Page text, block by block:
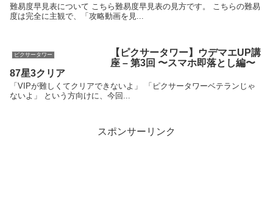
難易度早見表について こちら難易度早見表の見方です。 こちらの難易
度は完全に主観で、「攻略動画を見...
ピクサータワー
【ピクサータワー】ウデマエUP講
座 – 第3回 〜スマホ即落とし編〜
87星3クリア
「VIPが難しくてクリアできないよ」 「ピクサータワーベテランじゃ
ないよ」 という方向けに、今回...
スポンサーリンク